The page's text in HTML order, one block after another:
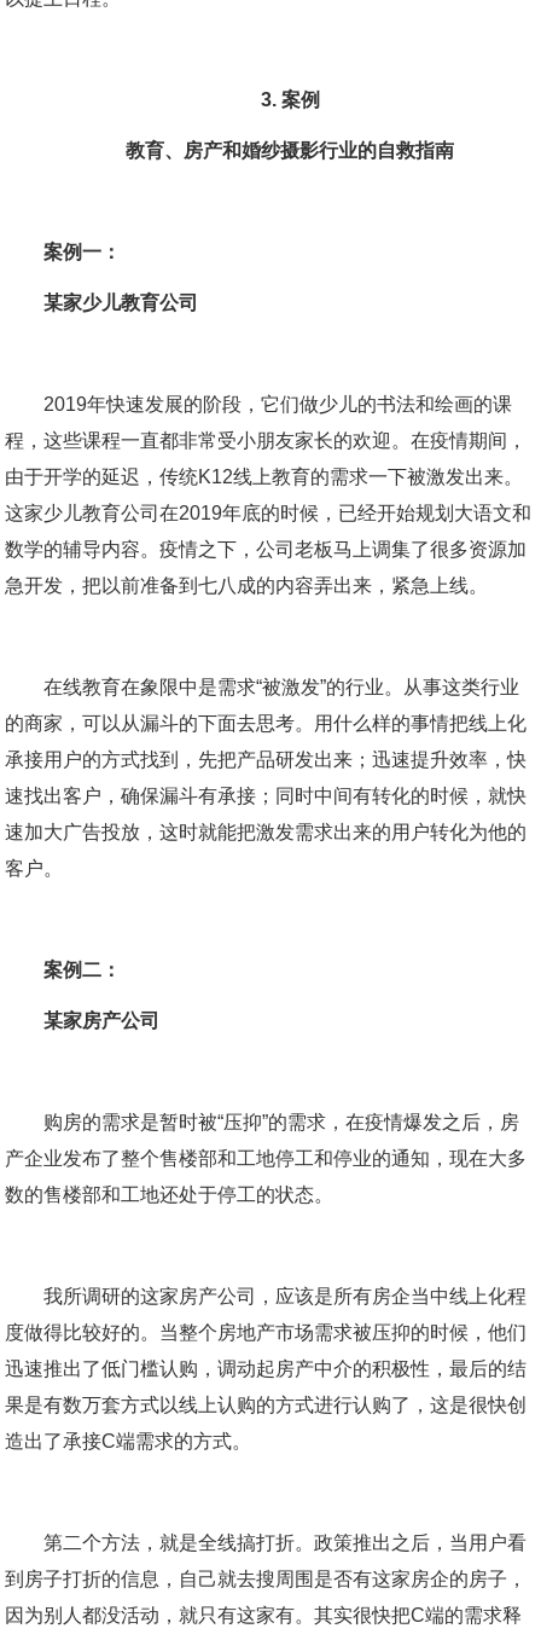
3. 案例
教育、房产和婚纱摄影行业的自救指南
案例一：
某家少儿教育公司
2019年快速发展的阶段，它们做少儿的书法和绘画的课
程，这些课程一直都非常受小朋友家长的欢迎。在疫情期间，
由于开学的延迟，传统K12线上教育的需求一下被激发出来。
这家少儿教育公司在2019年底的时候，已经开始规划大语文和
数学的辅导内容。疫情之下，公司老板马上调集了很多资源加
急开发，把以前准备到七八成的内容弄出来，紧急上线。
在线教育在象限中是需求“被激发”的行业。从事这类行业
的商家，可以从漏斗的下面去思考。用什么样的事情把线上化
承接用户的方式找到，先把产品研发出来；迅速提升效率，快
速找出客户，确保漏斗有承接；同时中间有转化的时候，就快
速加大广告投放，这时就能把激发需求出来的用户转化为他的
客户。
案例二：
某家房产公司
购房的需求是暂时被“压抑”的需求，在疫情爆发之后，房
产企业发布了整个售楼部和工地停工和停业的通知，现在大多
数的售楼部和工地还处于停工的状态。
我所调研的这家房产公司，应该是所有房企当中线上化程
度做得比较好的。当整个房地产市场需求被压抑的时候，他们
迅速推出了低门槛认购，调动起房产中介的积极性，最后的结
果是有数万套方式以线上认购的方式进行认购了，这是很快创
造出了承接C端需求的方式。
第二个方法，就是全线搞打折。政策推出之后，当用户看
到房子打折的信息，自己就去搜周围是否有这家房企的房子，
因为别人都没活动，就只有这家有。其实很快把C端的需求释